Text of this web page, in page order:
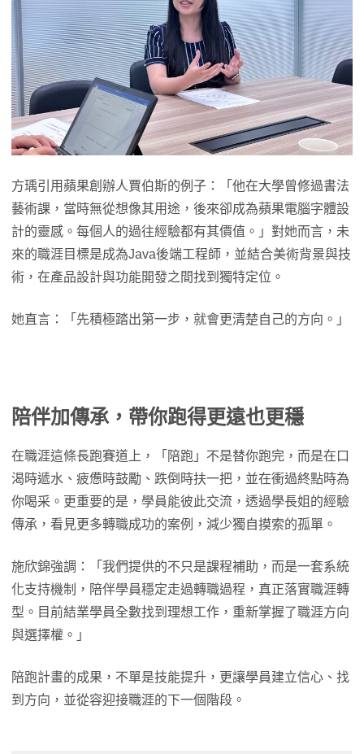
方瑀引用蘋果創辦人賈伯斯的例子：「他在大學曾修過書法
藝術課，當時無從想像其用途，後來卻成為蘋果電腦字體設
計的靈感。每個人的過往經驗都有其價值。」對她而言，未
來的職涯目標是成為Java後端工程師，並結合美術背景與技
術，在產品設計與功能開發之間找到獨特定位。
她直言：「先積極踏出第一步，就會更清楚自己的方向。」
陪伴加傳承，帶你跑得更遠也更穩
在職涯這條長跑賽道上，「陪跑」不是替你跑完，而是在口
渴時遞水、疲憊時鼓勵、跌倒時扶一把，並在衝過終點時為
你喝采。更重要的是，學員能彼此交流，透過學長姐的經驗
傳承，看見更多轉職成功的案例，減少獨自摸索的孤單。
施欣錦強調：「我們提供的不只是課程補助，而是一套系統
化支持機制，陪伴學員穩定走過轉職過程，真正落實職涯轉
型。目前結業學員全數找到理想工作，重新掌握了職涯方向
與選擇權。」
陪跑計畫的成果，不單是技能提升，更讓學員建立信心、找
到方向，並從容迎接職涯的下一個階段。